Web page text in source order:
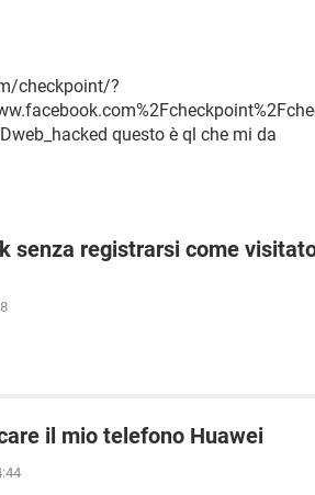
checkpoint/?
questo è ql che mi da
senza registrarsi come
il mio telefono Huawei